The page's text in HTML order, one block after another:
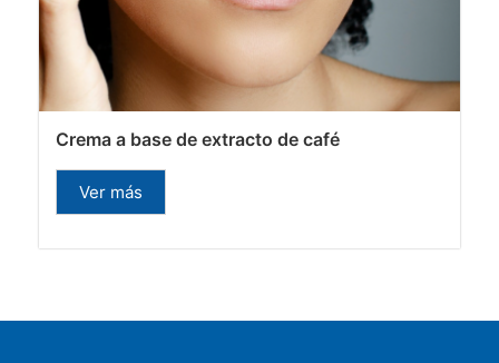
Crema a base de extracto de café
Ver más